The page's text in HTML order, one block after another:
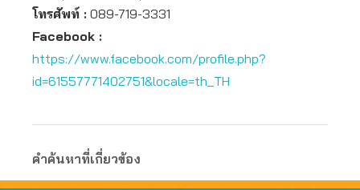
โทรศัพท์ : 089-719-3331
Facebook :
https://www.facebook.com/profile.php?
id=61557771402751&locale=th_TH
คำค้นหาที่เกี่ยวข้อง